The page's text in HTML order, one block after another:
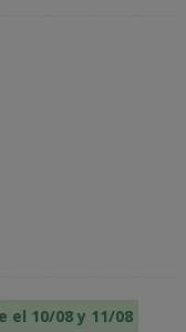
el 10/08 y 11/08